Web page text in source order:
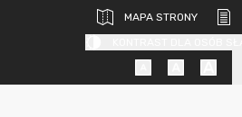
MAPA STRONY